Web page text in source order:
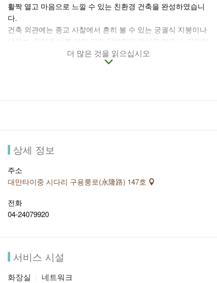
활짝 열고 마음으로 느낄 수 있는 친환경 건축을 완성하였습니
다.
건축 외관에는 종교 사찰에서 흔히 볼 수 있는 궁궐식 지붕이나
대들보, 유약을 바른 기와 같은 일반적인 장식은 없으나, 꾸밈없
는 치장 콘크리트로 단순함을 지키고 있습니다.
1층 벽면은 '푸사 템플'의 이념을 그린 작품으로 장식되어 있고,
되지 않고, 우측에는 탁자와 의자가 있고, 탁자 위에는 심경(心
'푸사 템플'에서는 자주 법회가 열리기 때문에, 방문 전에 미리
유선으로 문의하는 것을 추천합니다.
더 많은 것을 읽으십시오
상세 정보
주소
대만타이중 시다리 구용룽로(永隆路) 147호
전화
04-24079920
서비스 시설
화장실 네트워크